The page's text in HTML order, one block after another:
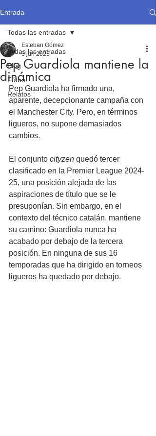
Entrada
Todas las entradas
Blog
Fútbol
Relatos
Todas las entradas
Pep Guardiola mantiene la
dinámica
Esteban Gómez
3 jun 2025
Pep Guardiola ha firmado una,
aparente, decepcionante campaña con
el Manchester City. Pero, en términos
ligueros, no supone demasiados
cambios.
El conjunto cityzen quedó tercer
clasificado en la Premier League 2024-
25, una posición alejada de las
aspiraciones de título que se le
presuponían. Sin embargo, en el
contexto del técnico catalán, mantiene
su camino: Guardiola nunca ha
acabado por debajo de la tercera
posición. En ninguna de sus 16
temporadas que ha dirigido en torneos
ligueros ha quedado por debajo.